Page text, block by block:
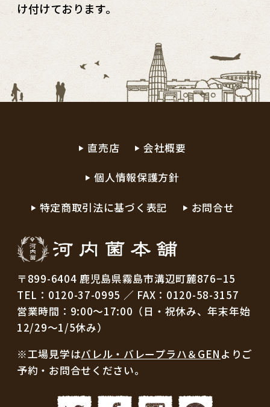
け付けております。
直売店 会社概要
個人情報保護方針
特定商取引法に基づく表記 お問合せ
〒899-6404 鹿児島県霧島市溝辺町麓876−15
TEL：0120-37-0995 ／ FAX：0120-58-3157
営業時間：9:00～17:00（日・祝休み、年末年始
12/29～1/5休み）
※工場見学はバレル・バレープラハ＆GEN よりご
予約・お問合せください。